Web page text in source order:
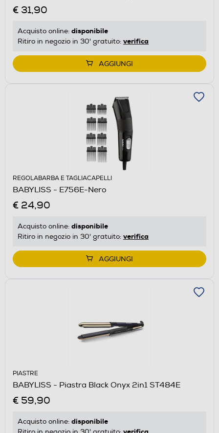
€ 31,90
Acquisto online: disponibile
Ritiro in negozio in 30' gratuito: verifica
AGGIUNGI
REGOLABARBA E TAGLIACAPELLI
BABYLISS - E756E-Nero
€ 24,90
Acquisto online: disponibile
Ritiro in negozio in 30' gratuito: verifica
AGGIUNGI
PIASTRE
BABYLISS - Piastra Black Onyx 2in1 ST484E
€ 59,90
Acquisto online: disponibile